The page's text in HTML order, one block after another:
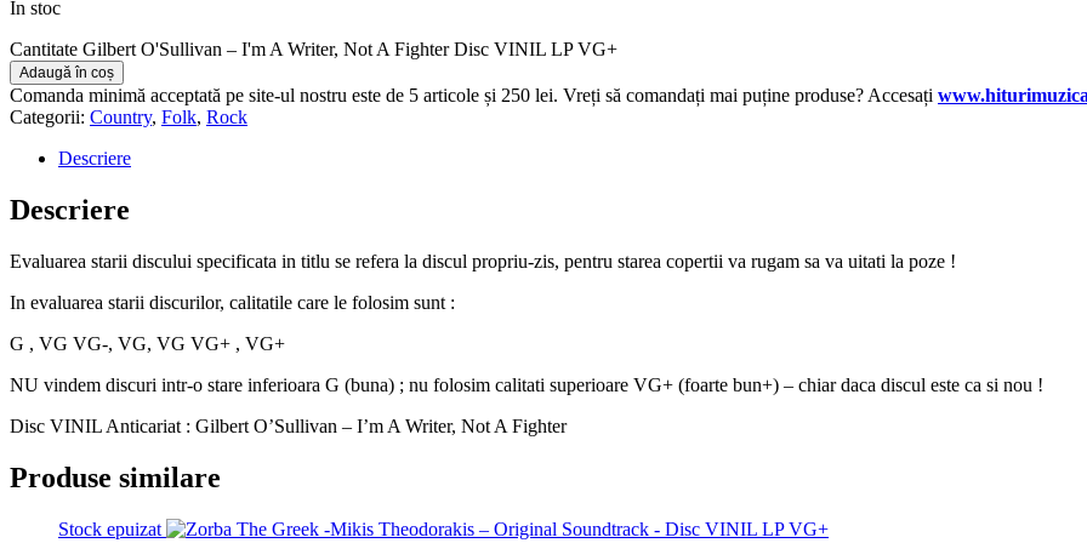
În stoc
Cantitate Gilbert O'Sullivan – I'm A Writer, Not A Fighter Disc VINIL LP VG+
Adaugă în coș
Comanda minimă acceptată pe site-ul nostru este de 5 articole și 250 lei. Vreți să comandați mai puține produse? Accesați
Categorii: Country, Folk, Rock
Descriere
Descriere
Evaluarea starii discului specificata in titlu se refera la discul propriu-zis, pentru starea copertii va rugam sa va uitati la poze !
In evaluarea starii discurilor, calitatile care le folosim sunt :
G , VG VG-, VG, VG VG+ , VG+
NU vindem discuri intr-o stare inferioara G (buna) ; nu folosim calitati superioare VG+ (foarte bun+) – chiar daca discul este ca si nou !
Disc VINIL Anticariat : Gilbert O’Sullivan – I’m A Writer, Not A Fighter
Produse similare
Stock epuizat